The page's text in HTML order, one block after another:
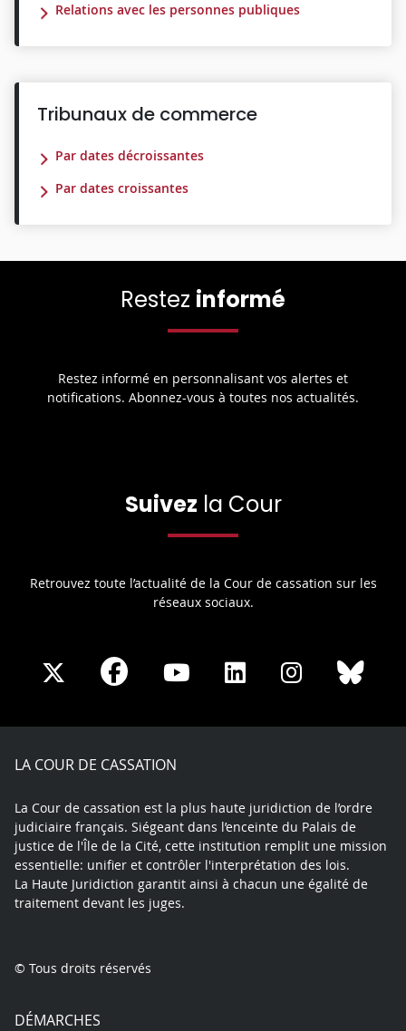
Relations avec les personnes publiques
Tribunaux de commerce
Par dates décroissantes
Par dates croissantes
Restez informé
Restez informé en personnalisant vos alertes et
notifications. Abonnez-vous à toutes nos actualités.
Suivez la Cour
Retrouvez toute l’actualité de la Cour de cassation sur les
réseaux sociaux.
Share
X
Share
Facebook
Share
Youtube
Share
LinkedIn
Share
Instagram
LA COUR DE CASSATION
La Cour de cassation est la plus haute juridiction de l’ordre
judiciaire français. Siégeant dans l’enceinte du Palais de
justice de l'Île de la Cité, cette institution remplit une mission
essentielle: unifier et contrôler l'interprétation des lois.
La Haute Juridiction garantit ainsi à chacun une égalité de
traitement devant les juges.
© Tous droits réservés
DÉMARCHES